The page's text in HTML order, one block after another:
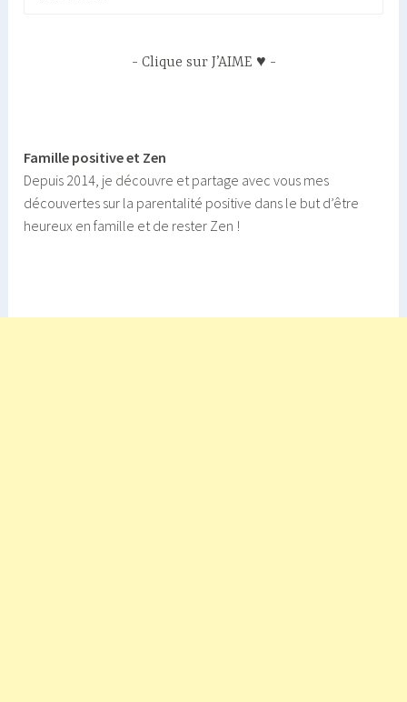
!
Clique sur J’AIME ♥
Famille positive et Zen
Depuis 2014, je découvre et partage avec vous mes
découvertes sur la parentalité positive dans le but d’être
heureux en famille et de rester Zen !